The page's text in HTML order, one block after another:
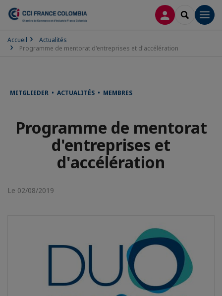
CONNEXION
Accueil
Actualités
Programme de mentorat d'entreprises et d'accélération
MITGLIEDER • ACTUALITÉS • MEMBRES
Programme de mentorat
d'entreprises et
d'accélération
Le 02/08/2019